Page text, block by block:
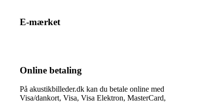
E-mærket
Online betaling
På akustikbilleder.dk kan du betale online med
Visa/dankort, Visa, Visa Elektron, MasterCard,